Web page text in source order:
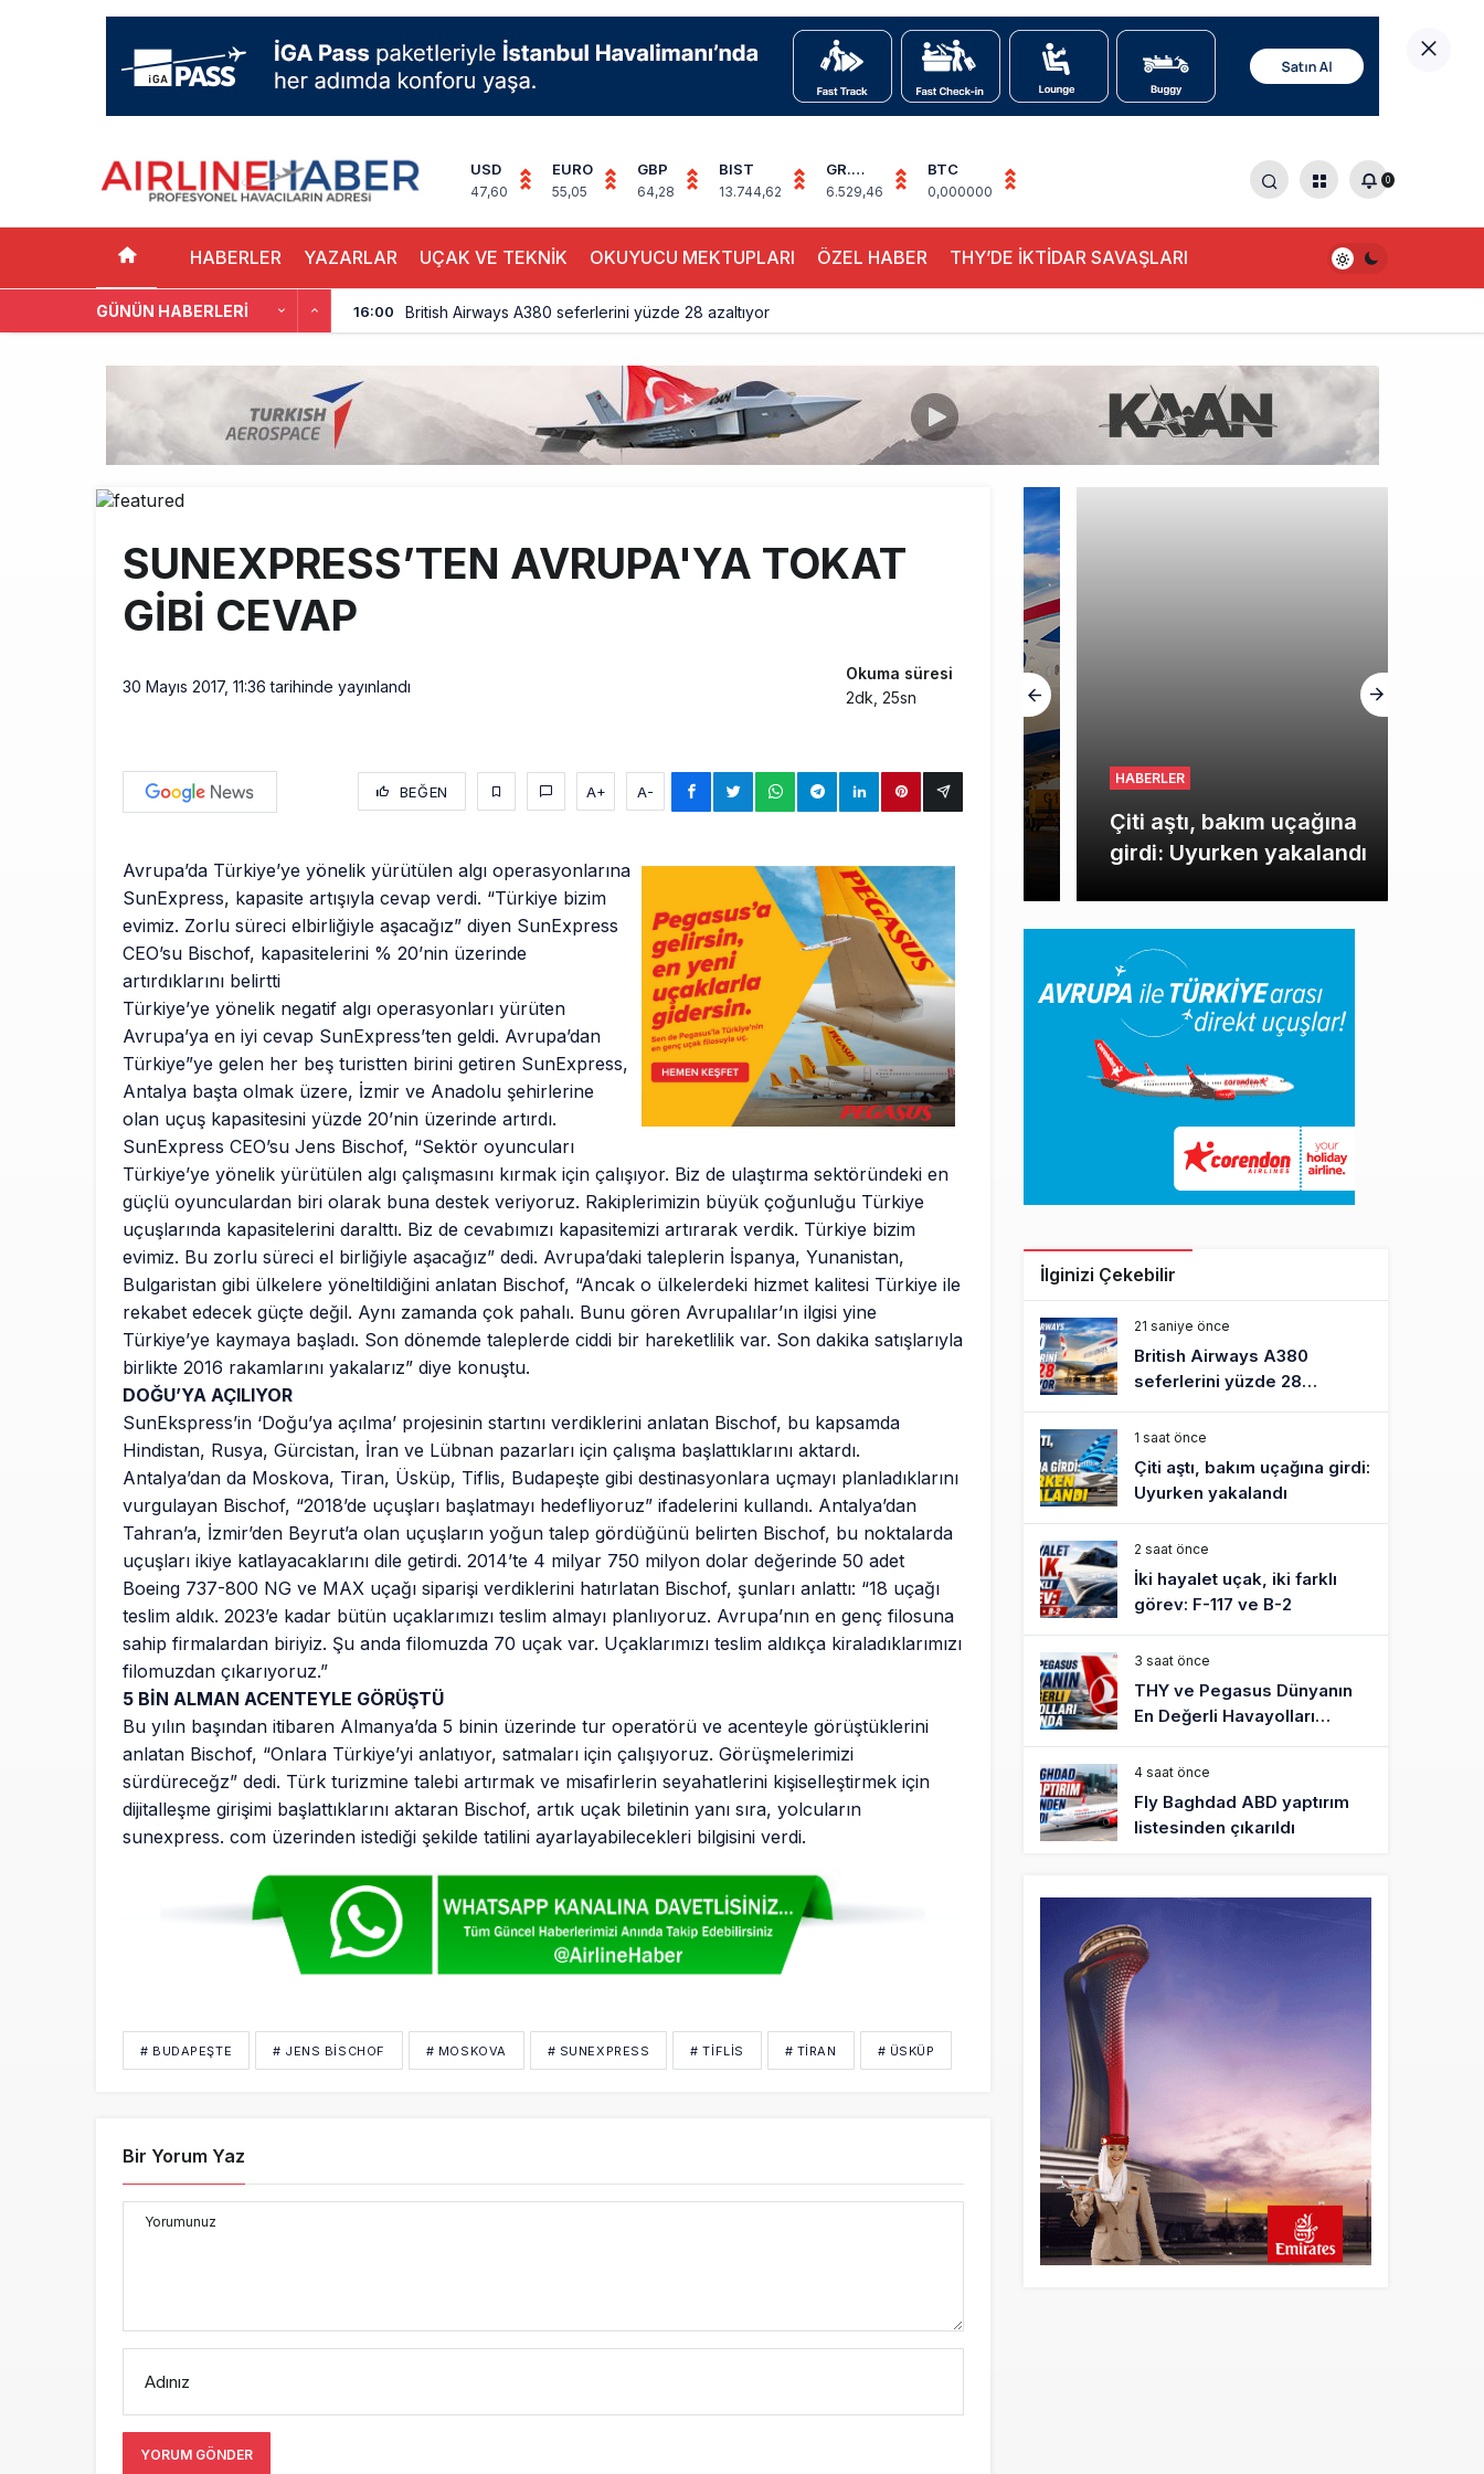
USD
47,60
EURO
55,05
GBP
64,28
BIST
13.744,62
GR.
ALTIN
6.529,46
BTC
0,000000
0
HABERLER YAZARLAR UÇAK VE TEKNİK OKUYUCU MEKTUPLARI ÖZEL HABER THY’DE İKTİDAR SAVAŞLARI
GÜNÜN HABERLERI 16:00 British Airways A380 seferlerini yüzde 28 azaltıyor
İki hayalet uçak, iki farklı görev: F-117 ve B-2
THY ve Pegasus Dünyanın En Değerli Havayolları Arasında
10:30 Trump’ı taşıyan Marine One, yolcu uçağına fazla yaklaştı
10:00
SUNEXPRESS’TEN AVRUPA'YA TOKAT
GİBİ CEVAP
30 Mayıs 2017, 11:36 tarihinde yayınlandı
Okuma süresi
2dk, 25sn
BEĞEN A+ A-
Avrupa’da Türkiye’ye yönelik yürütülen algı operasyonlarına
SunExpress, kapasite artışıyla cevap verdi. “Türkiye bizim
evimiz. Zorlu süreci elbirliğiyle aşacağız” diyen SunExpress
CEO’su Bischof, kapasitelerini % 20’nin üzerinde
artırdıklarını belirtti
Türkiye’ye yönelik negatif algı operasyonları yürüten
Avrupa’ya en iyi cevap SunExpress’ten geldi. Avrupa’dan
Türkiye”ye gelen her beş turistten birini getiren SunExpress,
Antalya başta olmak üzere, İzmir ve Anadolu şehirlerine
olan uçuş kapasitesini yüzde 20’nin üzerinde artırdı.
SunExpress CEO’su Jens Bischof, “Sektör oyuncuları
Türkiye’ye yönelik yürütülen algı çalışmasını kırmak için çalışıyor. Biz de ulaştırma sektöründeki en
güçlü oyunculardan biri olarak buna destek veriyoruz. Rakiplerimizin büyük çoğunluğu Türkiye
uçuşlarında kapasitelerini daralttı. Biz de cevabımızı kapasitemizi artırarak verdik. Türkiye bizim
evimiz. Bu zorlu süreci el birliğiyle aşacağız” dedi. Avrupa’daki taleplerin İspanya, Yunanistan,
Bulgaristan gibi ülkelere yöneltildiğini anlatan Bischof, “Ancak o ülkelerdeki hizmet kalitesi Türkiye ile
rekabet edecek güçte değil. Aynı zamanda çok pahalı. Bunu gören Avrupalılar’ın ilgisi yine
Türkiye’ye kaymaya başladı. Son dönemde taleplerde ciddi bir hareketlilik var. Son dakika satışlarıyla
birlikte 2016 rakamlarını yakalarız” diye konuştu.
DOĞU’YA AÇILIYOR
SunEkspress’in ‘Doğu’ya açılma’ projesinin startını verdiklerini anlatan Bischof, bu kapsamda
Hindistan, Rusya, Gürcistan, İran ve Lübnan pazarları için çalışma başlattıklarını aktardı.
Antalya’dan da Moskova, Tiran, Üsküp, Tiflis, Budapeşte gibi destinasyonlara uçmayı planladıklarını
vurgulayan Bischof, “2018’de uçuşları başlatmayı hedefliyoruz” ifadelerini kullandı. Antalya’dan
Tahran’a, İzmir’den Beyrut’a olan uçuşların yoğun talep gördüğünü belirten Bischof, bu noktalarda
uçuşları ikiye katlayacaklarını dile getirdi. 2014’te 4 milyar 750 milyon dolar değerinde 50 adet
Boeing 737-800 NG ve MAX uçağı siparişi verdiklerini hatırlatan Bischof, şunları anlattı: “18 uçağı
teslim aldık. 2023’e kadar bütün uçaklarımızı teslim almayı planlıyoruz. Avrupa’nın en genç filosuna
sahip firmalardan biriyiz. Şu anda filomuzda 70 uçak var. Uçaklarımızı teslim aldıkça kiraladıklarımızı
filomuzdan çıkarıyoruz.”
5 BİN ALMAN ACENTEYLE GÖRÜŞTÜ
Bu yılın başından itibaren Almanya’da 5 binin üzerinde tur operatörü ve acenteyle görüştüklerini
anlatan Bischof, “Onlara Türkiye’yi anlatıyor, satmaları için çalışıyoruz. Görüşmelerimizi
sürdüreceğz” dedi. Türk turizmine talebi artırmak ve misafirlerin seyahatlerini kişiselleştirmek için
dijitalleşme girişimi başlattıklarını aktaran Bischof, artık uçak biletinin yanı sıra, yolcuların
sunexpress. com üzerinden istediği şekilde tatilini ayarlayabilecekleri bilgisini verdi.
# BUDAPEŞTE # JENS BISCHOF # MOSKOVA # SUNEXPRESS # TIFLIS # TIRAN # ÜSKÜP
Bir Yorum Yaz
Yorumunuz
Adınız
YORUM GÖNDER
HABERLER
Çiti aştı, bakım uçağına
girdi: Uyurken yakalandı
İlginizi Çekebilir
21 saniye önce
British Airways A380
seferlerini yüzde 28
azaltıyor
1 saat önce
Çiti aştı, bakım uçağına girdi:
Uyurken yakalandı
2 saat önce
İki hayalet uçak, iki farklı
görev: F-117 ve B-2
3 saat önce
THY ve Pegasus Dünyanın
En Değerli Havayolları
Arasında
4 saat önce
Fly Baghdad ABD yaptırım
listesinden çıkarıldı
Elektrikli uçaklar Avrupa’da
kısa rotalara hazırlanıyor
6 saat önce
Trump’ı taşıyan Marine One,
yolcu uçağına fazla yaklaştı
Emirates A380 yolcu
rahatsızlanınca İstanbul’a
indi
7 saat önce
Emirates’in reddettiği 10